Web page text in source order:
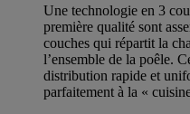
Une technologie en 3
première qualité sont
couches qui répartit la
l’ensemble de la poêle.
distribution rapide et
parfaitement à la «